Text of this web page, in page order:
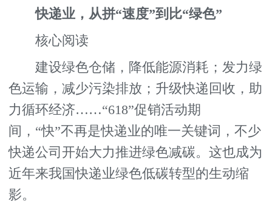
快递业，从拼“速度”到比“绿色”
核心阅读
建设绿色仓储，降低能源消耗；发力绿
色运输，减少污染排放；升级快递回收，助
力循环经济……“618”促销活动期
间，“快”不再是快递业的唯一关键词，不少
快递公司开始大力推进绿色减碳。这也成为
近年来我国快递业绿色低碳转型的生动缩
影。